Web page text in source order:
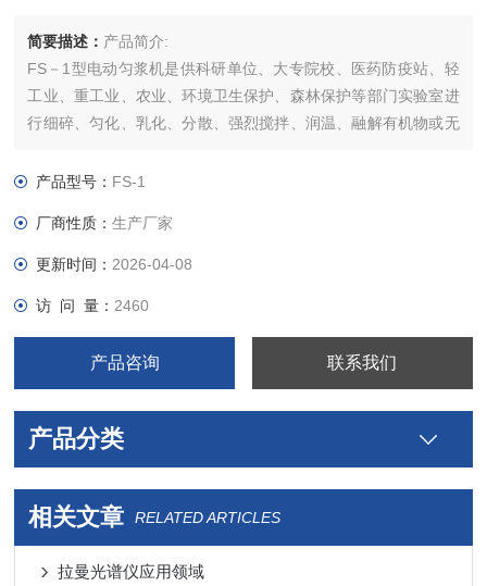
简要描述： 产品简介:
FS－1型电动匀浆机是供科研单位、大专院校、医药防疫站、轻
工业、重工业、农业、环境卫生保护、森林保护等部门实验室进
行细碎、匀化、乳化、分散、强烈搅拌、润温、融解有机物或无
产品型号： FS-1
厂商性质：生产厂家
更新时间： 2026-04-08
访 问 量： 2460
产品咨询 联系我们
产品分类
相关文章 RELATED ARTICLES
拉曼光谱仪应用领域